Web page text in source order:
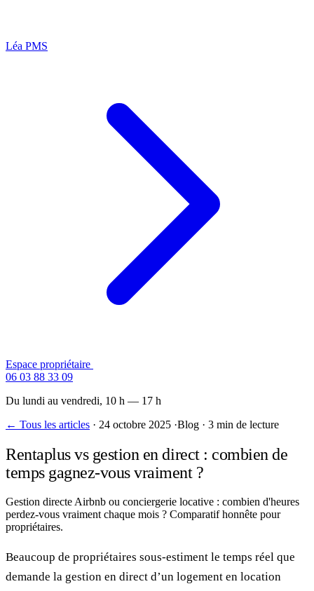
Léa PMS
Espace propriétaire
06 03 88 33 09
Du lundi au vendredi, 10 h — 17 h
← Tous les articles · 24 octobre 2025 ·Blog · 3 min de lecture
Rentaplus vs gestion en direct : combien de
temps gagnez-vous vraiment ?
Gestion directe Airbnb ou conciergerie locative : combien d'heures
perdez-vous vraiment chaque mois ? Comparatif honnête pour
propriétaires.
Beaucoup de propriétaires sous-estiment le temps réel que
demande la gestion en direct d’un logement en location